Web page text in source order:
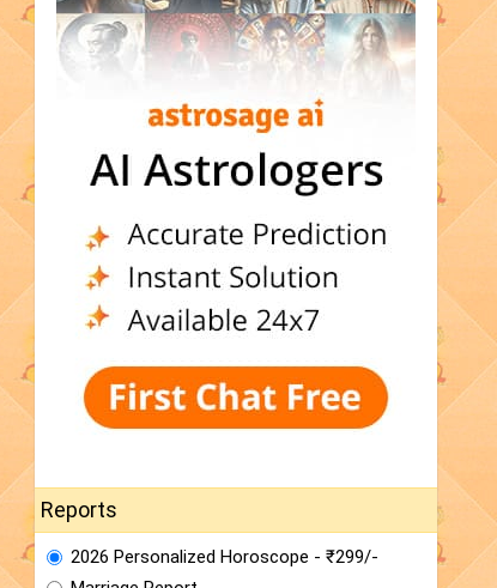
Reports
2026 Personalized Horoscope - ₹299/-